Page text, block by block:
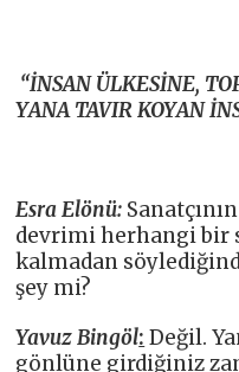
“İNSAN ÜLKESİNE,
YANA TAVIR KOYAN
Esra Elönü:
devrimi herhangi bir
kalmadan
şey mi?
Yavuz Bingöl: Değil.
gönlüne girdiğiniz